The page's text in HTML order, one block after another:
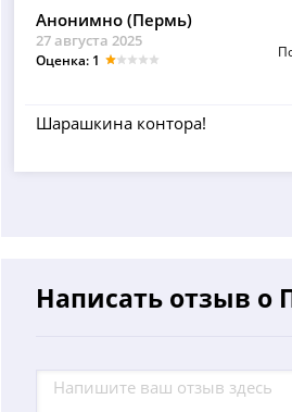
Анонимно (Пермь)
27 августа 2025
Оценка: 1
Шарашкина контора!
Написать отзыв о